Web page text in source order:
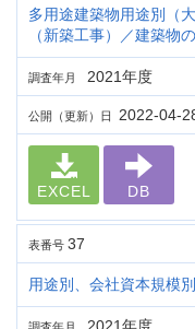
多用途建築物用途別（
（新築工事）／建築物
調査年月 2021年度
公開（更新）日 2022-04-
EXCEL DB
表番号 37
用途別、会社資本規模